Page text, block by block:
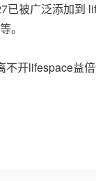
已被广泛添加到
。
不开lifespace益